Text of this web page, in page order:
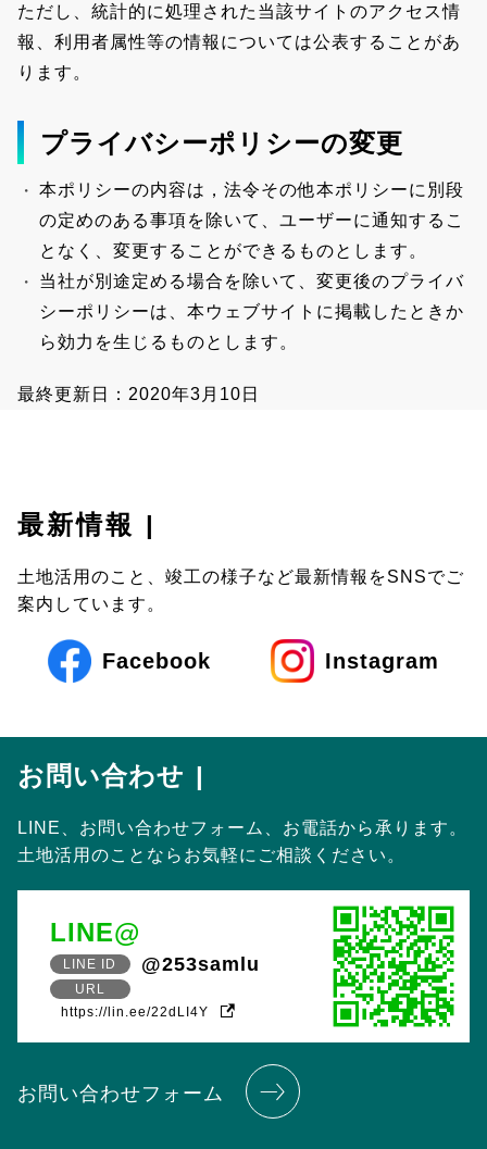
ただし、統計的に処理された当該サイトのアクセス情
報、利用者属性等の情報については公表することがあ
ります。
プライバシーポリシーの変更
本ポリシーの内容は，法令その他本ポリシーに別段
の定めのある事項を除いて、ユーザーに通知するこ
となく、変更することができるものとします。
当社が別途定める場合を除いて、変更後のプライバ
シーポリシーは、本ウェブサイトに掲載したときか
ら効力を生じるものとします。
最終更新日：2020年3月10日
最新情報
土地活用のこと、竣工の様子など最新情報をSNSでご
案内しています。
Facebook Instagram
お問い合わせ
LINE、お問い合わせフォーム、お電話から承ります。
土地活用のことならお気軽にご相談ください。
LINE@
LINE ID @253samlu
URL
https://lin.ee/22dLI4Y
お問い合わせフォーム